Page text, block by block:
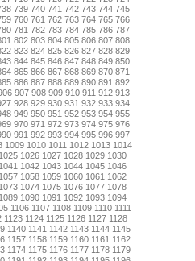
739 740 741 742 743 744 745
760 761 762 763 764 765 766
781 782 783 784 785 786 787
802 803 804 805 806 807 808
823 824 825 826 827 828 829
844 845 846 847 848 849 850
865 866 867 868 869 870 871
886 887 888 889 890 891 892
907 908 909 910 911 912 913
928 929 930 931 932 933 934
949 950 951 952 953 954 955
970 971 972 973 974 975 976
991 992 993 994 995 996 997
1009 1010 1011 1012 1013 1014
1025 1026 1027 1028 1029 1030
1041 1042 1043 1044 1045 1046
1057 1058 1059 1060 1061 1062
1073 1074 1075 1076 1077 1078
1089 1090 1091 1092 1093 1094
1106 1107 1108 1109 1110 1111
1123 1124 1125 1126 1127 1128
1140 1141 1142 1143 1144 1145
1157 1158 1159 1160 1161 1162
1174 1175 1176 1177 1178 1179